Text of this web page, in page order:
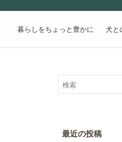
暮らしをちょっと豊かに 犬と
最近の投稿